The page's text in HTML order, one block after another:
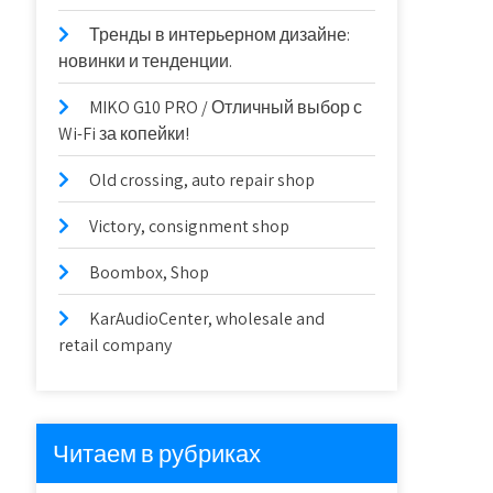
Тренды в интерьерном дизайне:
новинки и тенденции.
MIKO G10 PRO / Отличный выбор с
Wi-Fi за копейки!
Old crossing, auto repair shop
Victory, consignment shop
Boombox, Shop
KarAudioCenter, wholesale and
retail company
Читаем в рубриках